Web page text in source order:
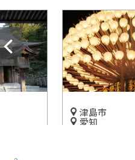
津島市
愛知